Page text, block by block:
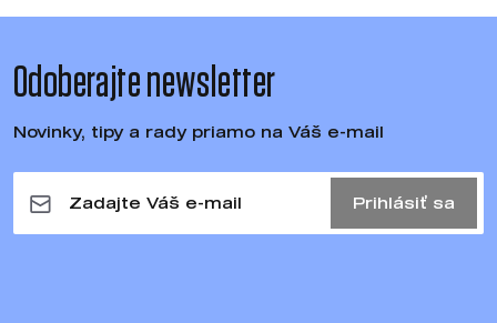
Odoberajte newsletter
Novinky, tipy a rady priamo na Váš e-mail
Prihlásiť sa